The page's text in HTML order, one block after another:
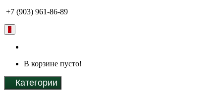
+7 (903) 961-86-89
0
В корзине пусто!
Категории